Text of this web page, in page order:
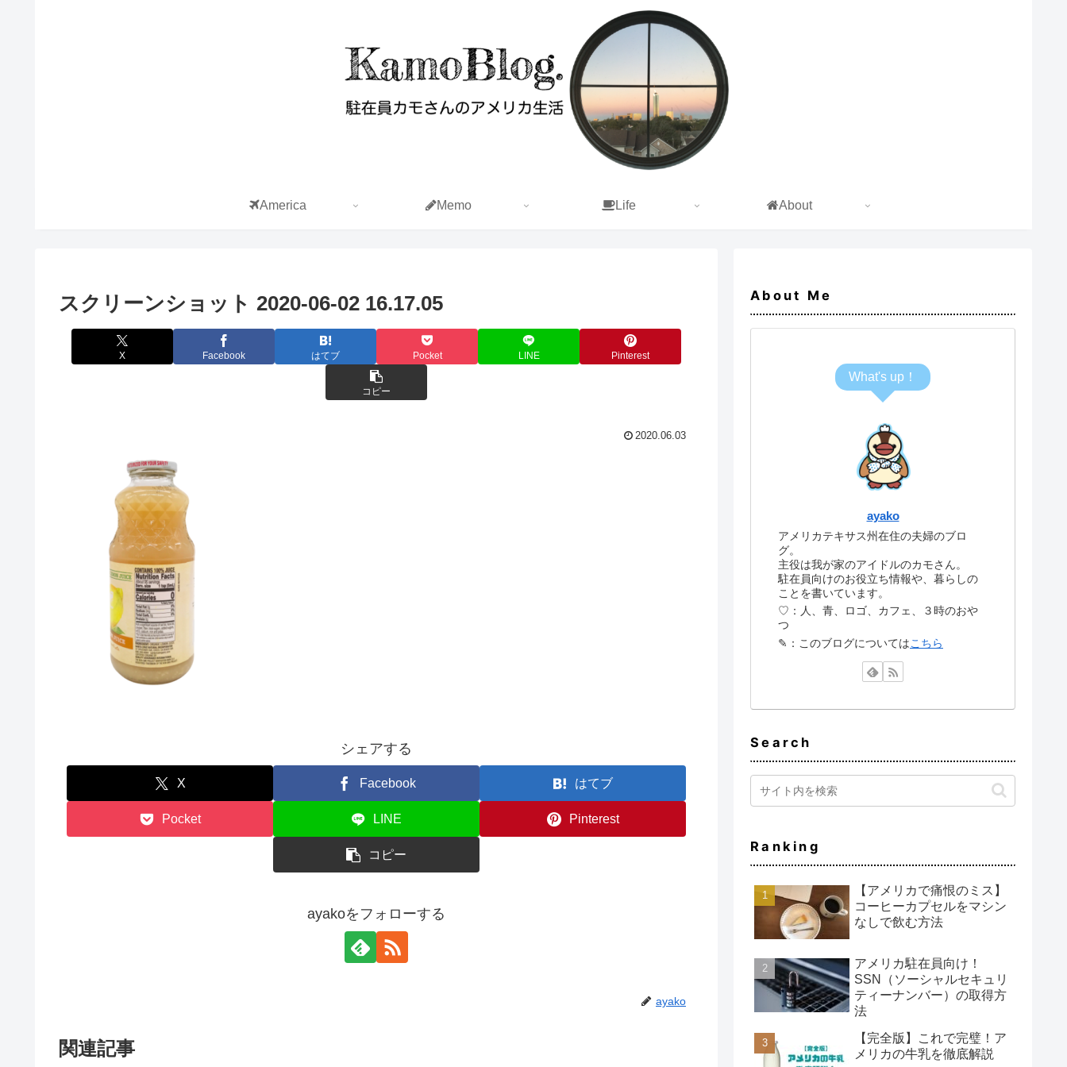
America Memo Life About
スクリーンショット 2020-06-02 16.17.05
X Facebook はてブ Pocket LINE Pinterest
コピー
2020.06.03
シェアする
X Facebook はてブ
Pocket LINE Pinterest
コピー
ayakoをフォローする
ayako
関連記事
About Me
What's up！
ayako
アメリカテキサス州在住の夫婦のブロ
グ。
主役は我が家のアイドルのカモさん。
駐在員向けのお役立ち情報や、暮らしの
ことを書いています。
♡：人、青、ロゴ、カフェ、３時のおや
つ
✎：このブログについてはこちら
Search
Ranking
【アメリカで痛恨のミス】
コーヒーカプセルをマシン
なしで飲む方法
アメリカ駐在員向け！
SSN（ソーシャルセキュリ
ティーナンバー）の取得方
法
【完全版】これで完璧！ア
メリカの牛乳を徹底解説